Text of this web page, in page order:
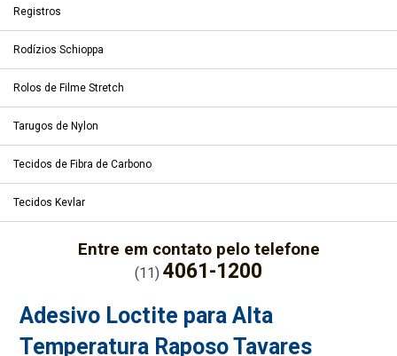
Registros
Rodízios Schioppa
Rolos de Filme Stretch
Tarugos de Nylon
Tecidos de Fibra de Carbono
Tecidos Kevlar
Entre em contato pelo telefone
(11) 4061-1200
Adesivo Loctite para Alta
Temperatura Raposo Tavares